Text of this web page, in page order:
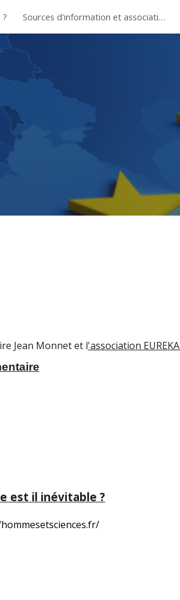
Skip to navigation Sources d'information et association d'étudiants
Jean Monnet et l'association EUREKA
est il inévitable ?